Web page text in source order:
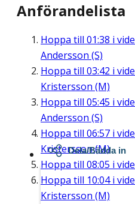
Anförandelista
Hoppa till 01:38 i
Andersson (S)
Hoppa till 03:42 i
Kristersson (M)
Hoppa till 05:45 i
Andersson (S)
Hoppa till 06:57 i
Kristersson (M)
Hoppa till 08:05 i
Hoppa till 10:04i
Kristersson (M)
Dela/Bädda in